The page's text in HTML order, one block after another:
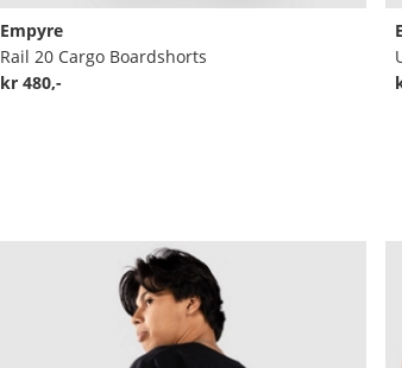
Empyre
Rail 20 Cargo Boardshorts
kr 480,-